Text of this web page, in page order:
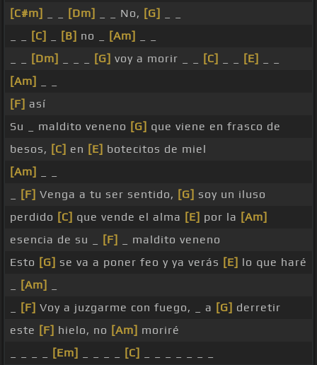
[C#m] [Dm] _ _ No, [G]
[C] [B] no _ [Am]
[Dm] [G] voy a morir _ _ [C] [E]
[Am]
[F] así
Su _ maldito veneno [G] que viene en frasco de
besos, [C] en [E] botecitos de miel
[Am]
[F] Venga a tu ser sentido, [G] soy un iluso
perdido [C] que vende el alma [E] por la [Am]
esencia de su _
[F]
_ maldito veneno
Esto [G] se va a poner feo y ya verás [E] lo que haré
[Am]
[F] Voy a juzgarme con fuego, _ a [G] derretir
este [F] hielo, no [Am] moriré
[Em] [C]